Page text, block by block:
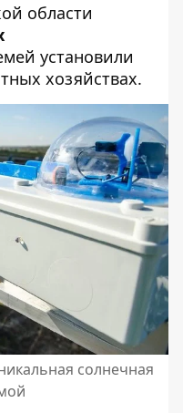
области
установили
хозяйствах.
солнечная